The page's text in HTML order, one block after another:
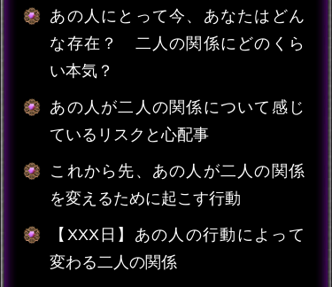
あの人にとって今、あなたはどん
な存在？ 二人の関係にどのくら
い本気？
あの人が二人の関係について感じ
ているリスクと心配事
これから先、あの人が二人の関係
を変えるために起こす行動
【XXX日】あの人の行動によって
変わる二人の関係